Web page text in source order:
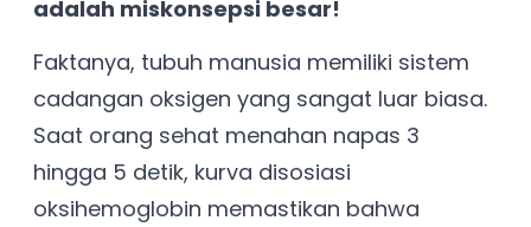
adalah miskonsepsi besar!
Faktanya, tubuh manusia memiliki sistem
cadangan oksigen yang sangat luar biasa.
Saat orang sehat menahan napas 3
hingga 5 detik, kurva disosiasi
oksihemoglobin memastikan bahwa